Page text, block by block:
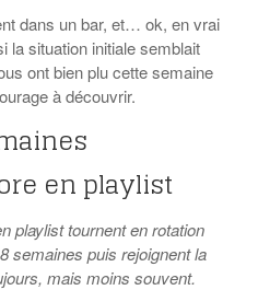
dans un bar, et… ok, en vrai
la situation initiale semblait
ont bien plu cette semaine
à découvrir.
en playlist
playlist tournent en rotation
semaines puis rejoignent la
mais moins souvent.